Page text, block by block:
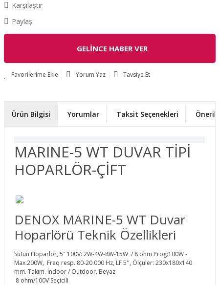
Karşılaştır
Paylaş
GELİNCE HABER VER
Yorum Yaz Tavsiye Et
Ürün Bilgisi Yorumlar Taksit Seçenekleri
MARINE-5 WT DUVAR TİPİ
HOPARLÖR-ÇİFT
DENOX MARINE-5 WT Duvar
Hoparlörü Teknik Özellikleri
Sütun Hoparlör, 5" 100V: 2W-4W-8W-15W / 8 ohm Prog:100W -
Max:200W, Freq resp. 80-20.000 Hz, LF 5'', Ölçüler: 230x180x140
mm. Takım. İndoor / Outdoor. Beyaz
8 ohm/100V Seçicili